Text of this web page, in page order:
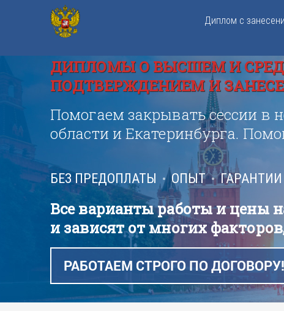
Диплом с
ДИПЛОМЫ О ВЫСШЕМ И
ПОДТВЕРЖДЕНИЕМ И
Помогаем закрывать сессии в
области и Екатеринбурга.
БЕЗ ПРЕДОПЛАТЫ ОПЫТ ГАРАНТИИ
Все варианты работы и цены
и зависят от многих
РАБОТАЕМ СТРОГО ПО ДОГОВОРУ!